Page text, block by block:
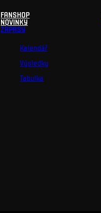
FANSHOP
NOVINKY
ZÁPASY
Kalendář
Výsledky
Tabulka